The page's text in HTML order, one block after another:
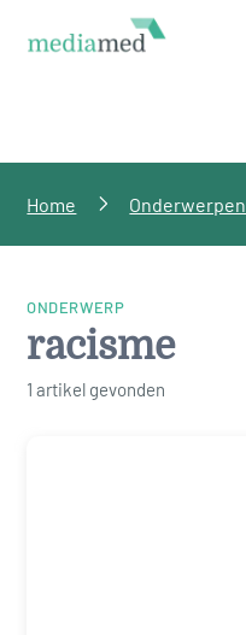
Home Onderwerpen
ONDERWERP
racisme
1 artikel gevonden